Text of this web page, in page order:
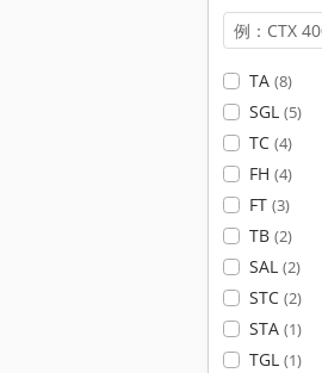
TA (8)
SGL (5)
TC (4)
FH (4)
FT (3)
TB (2)
SAL (2)
STC (2)
STA (1)
TGL (1)